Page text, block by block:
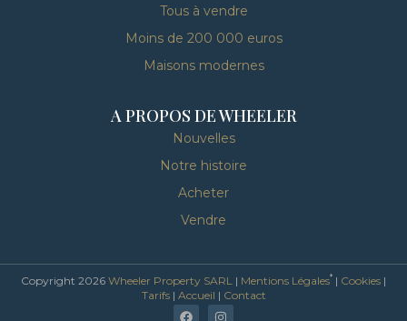
Tous à vendre
Moins de 200 000 euros
Maisons modernes
A PROPOS DE WHEELER
Nouvelles
Notre histoire
Acheter
Vendre
Copyright 2026 Wheeler Property SARL | Mentions Légales* | Cookies |
Tarifs| Accueil | Contact